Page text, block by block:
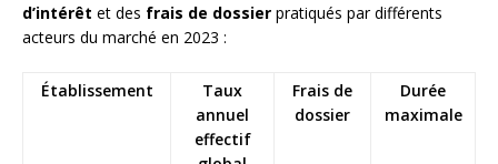
d’intérêt et des frais de dossier pratiqués par différents
acteurs du marché en 2023 :
Établissement
Taux
annuel
effectif
Frais de
dossier
Durée
maximale